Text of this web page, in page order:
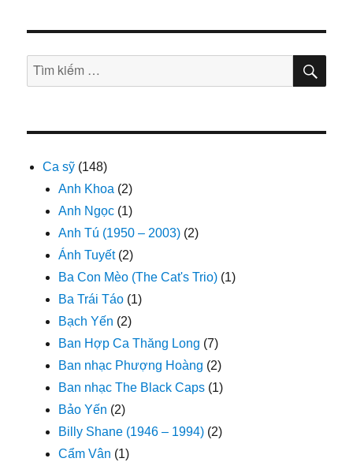
Tìm
kiếm:
TÌM
Ca sỹ (148)
Anh Khoa (2)
Anh Ngọc (1)
Anh Tú (1950 – 2003) (2)
Ánh Tuyết(2)
Ba Con Mèo (The Cat's Trio) (1)
Ba Trái Táo (1)
Bạch Yến (2)
Ban Hợp Ca Thăng Long (7)
Ban nhạc Phượng Hoàng (2)
Ban nhạc The Black Caps (1)
Bảo Yến (2)
Billy Shane (1946 – 1994) (2)
Cẩm Vân (1)